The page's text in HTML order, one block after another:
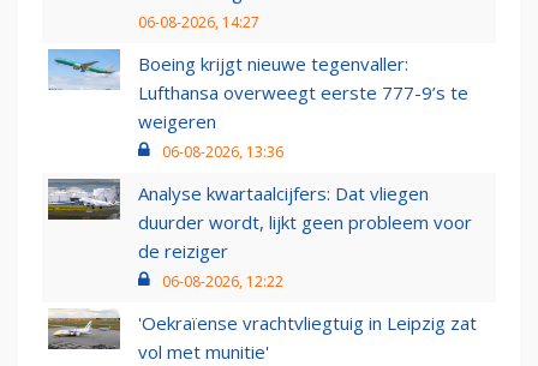
06-08-2026, 14:27
Boeing krijgt nieuwe tegenvaller:
Lufthansa overweegt eerste 777-9’s te
weigeren
06-08-2026, 13:36
Analyse kwartaalcijfers: Dat vliegen
duurder wordt, lijkt geen probleem voor
de reiziger
06-08-2026, 12:22
'Oekraïense vrachtvliegtuig in Leipzig zat
vol met munitie'